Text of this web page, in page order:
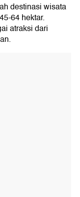
destinasi wisata
64 hektar.
atraksi dari